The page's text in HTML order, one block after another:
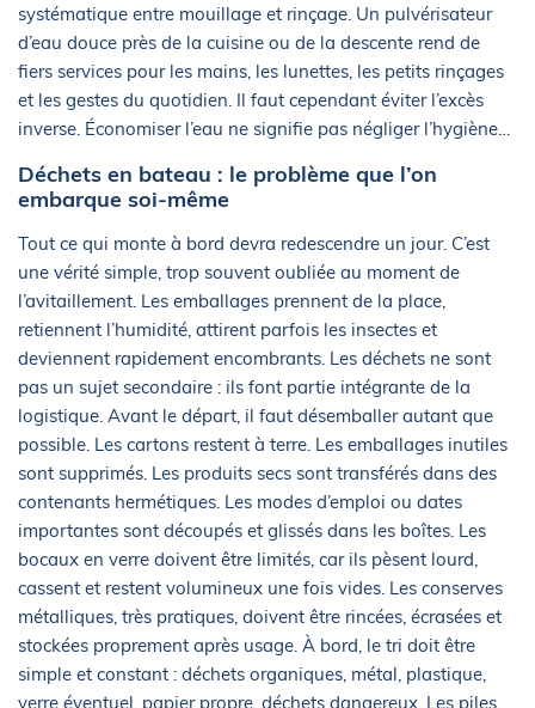
systématique entre mouillage et rinçage. Un pulvérisateur
d’eau douce près de la cuisine ou de la descente rend de
fiers services pour les mains, les lunettes, les petits rinçages
et les gestes du quotidien. Il faut cependant éviter l’excès
inverse. Économiser l’eau ne signifie pas négliger l’hygiène…
Déchets en bateau : le problème que l’on
embarque soi-même
Tout ce qui monte à bord devra redescendre un jour. C’est
une vérité simple, trop souvent oubliée au moment de
l’avitaillement. Les emballages prennent de la place,
retiennent l’humidité, attirent parfois les insectes et
deviennent rapidement encombrants. Les déchets ne sont
pas un sujet secondaire : ils font partie intégrante de la
logistique. Avant le départ, il faut désemballer autant que
possible. Les cartons restent à terre. Les emballages inutiles
sont supprimés. Les produits secs sont transférés dans des
contenants hermétiques. Les modes d’emploi ou dates
importantes sont découpés et glissés dans les boîtes. Les
bocaux en verre doivent être limités, car ils pèsent lourd,
cassent et restent volumineux une fois vides. Les conserves
métalliques, très pratiques, doivent être rincées, écrasées et
stockées proprement après usage. À bord, le tri doit être
simple et constant : déchets organiques, métal, plastique,
verre éventuel, papier propre, déchets dangereux. Les piles,